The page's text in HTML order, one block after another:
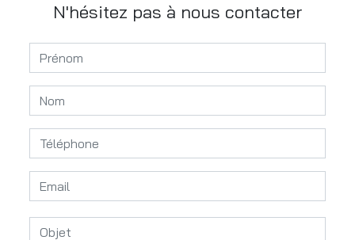
N'hésitez pas à nous contacter